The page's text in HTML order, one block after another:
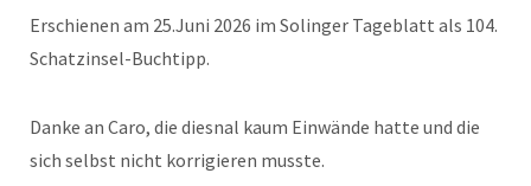
Erschienen am 25.Juni 2026 im Solinger Tageblatt als 104.
Schatzinsel-Buchtipp.
Danke an Caro, die diesnal kaum Einwände hatte und die
sich selbst nicht korrigieren musste.